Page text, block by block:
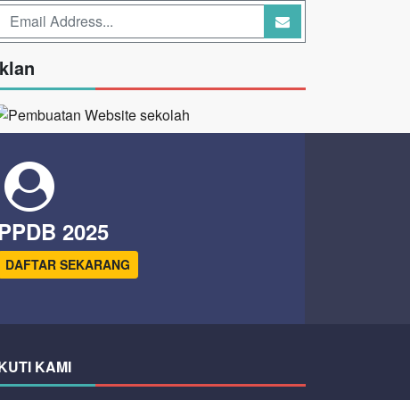
2025
DAFTAR SEKARANG
KAMI